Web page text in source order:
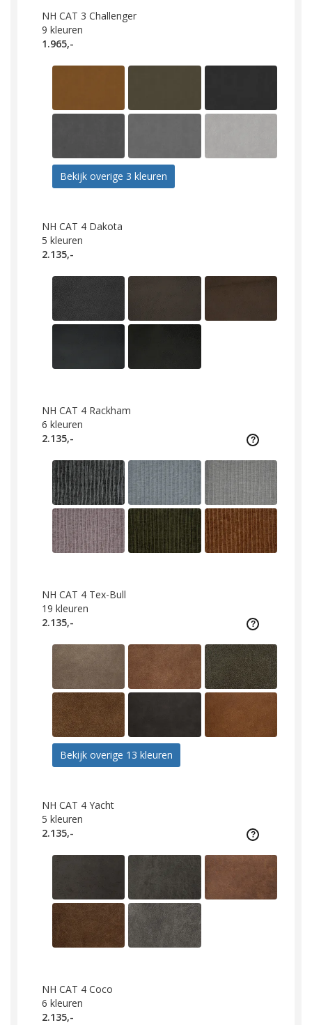
NH CAT 3 Challenger
9 kleuren
1.965,-
Bekijk overige 3 kleuren
NH CAT 4 Dakota
5 kleuren
2.135,-
NH CAT 4 Rackham
6 kleuren
2.135,-
NH CAT 4 Tex-Bull
19 kleuren
2.135,-
Bekijk overige 13 kleuren
NH CAT 4 Yacht
5 kleuren
2.135,-
NH CAT 4 Coco
6 kleuren
2.135,-